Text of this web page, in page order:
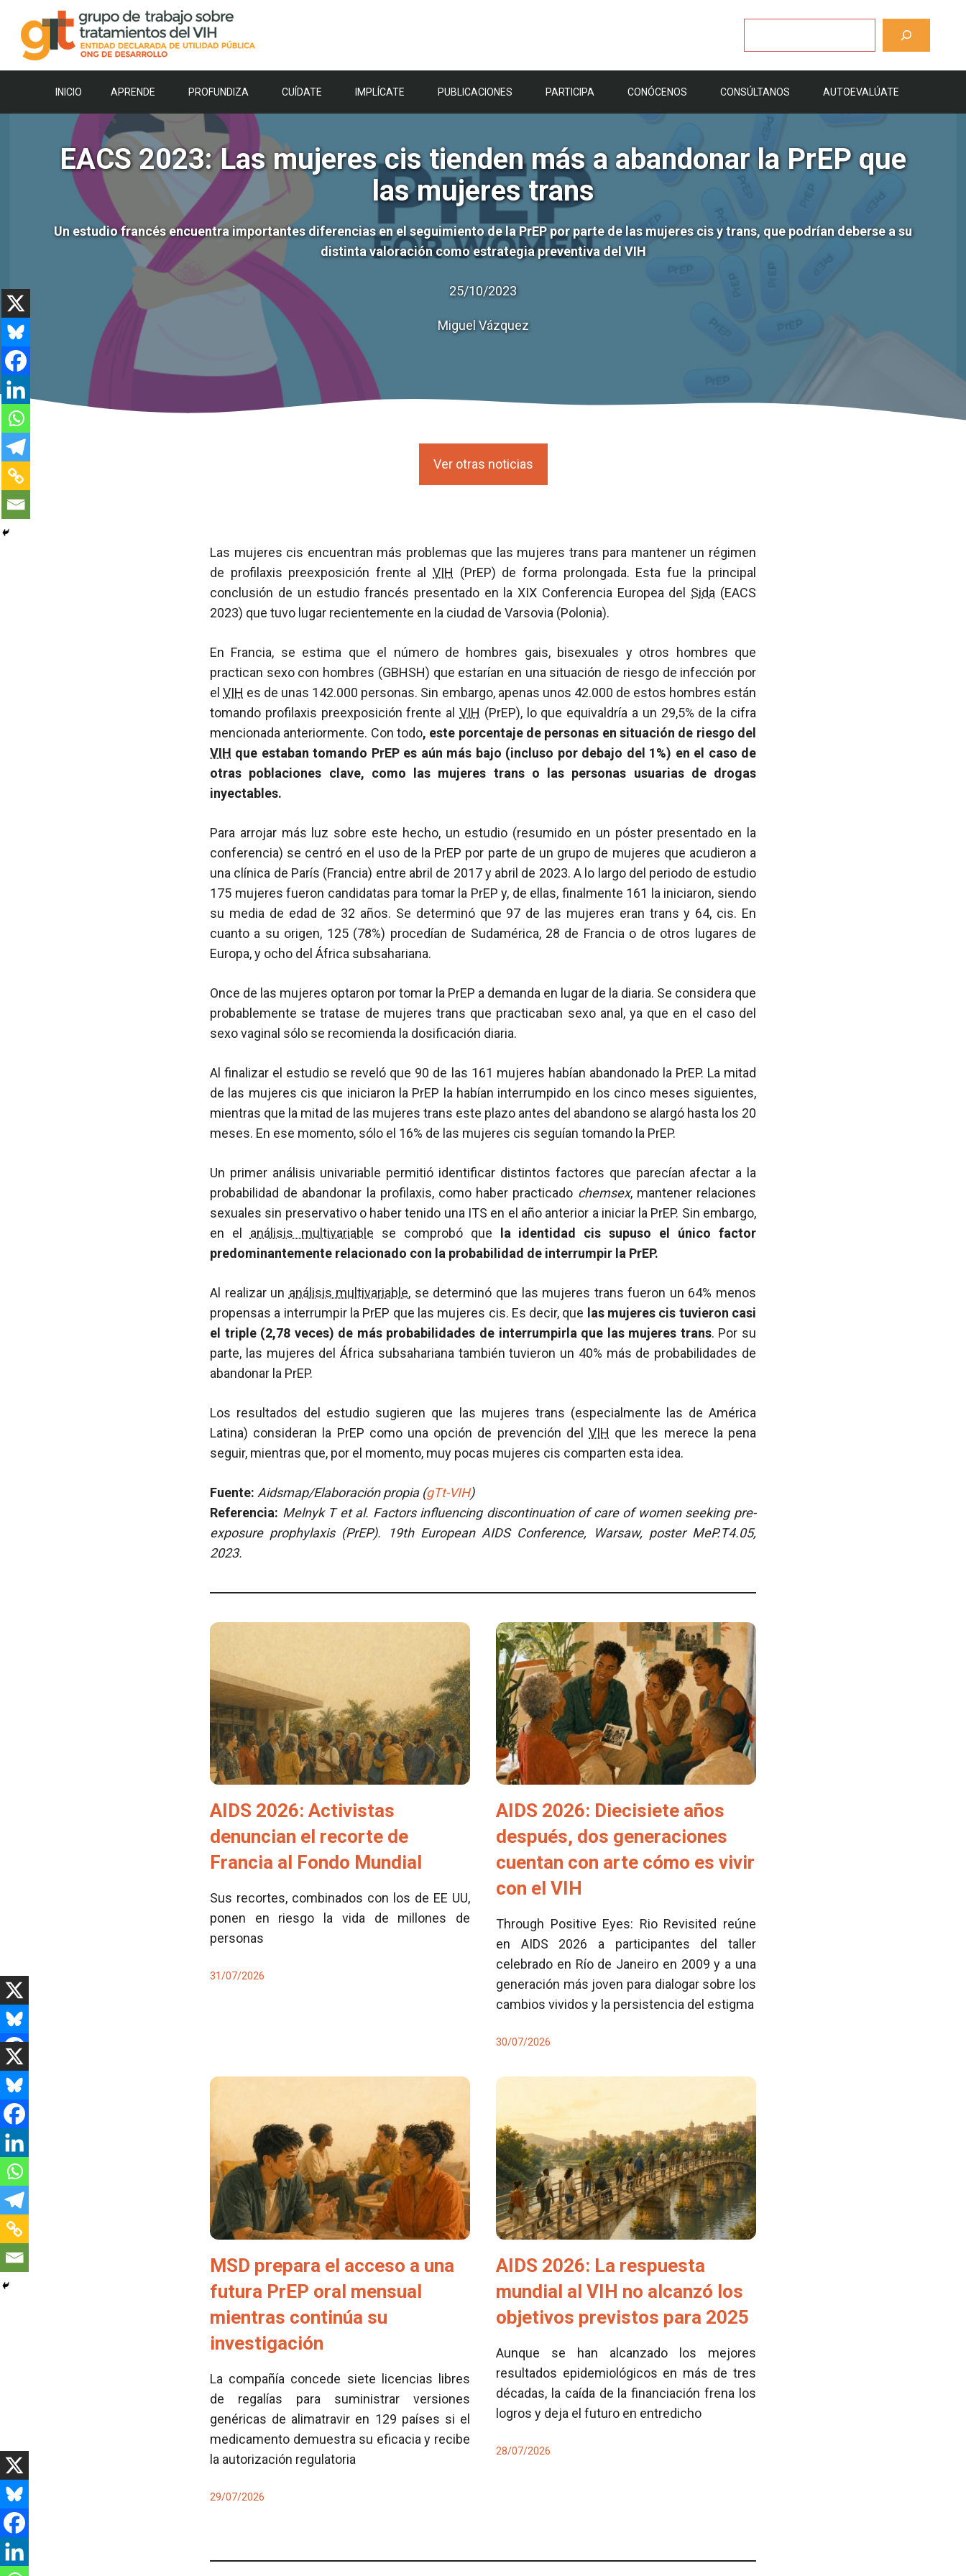
contenido
INICIO APRENDE PROFUNDIZA CUÍDATE IMPLÍCATE PUBLICACIONES PARTICIPA CONÓCENOS CONSÚLTANOS AUTOEVALÚATE
EACS 2023: Las mujeres cis tienden más a abandonar la PrEP que
las mujeres trans
Un estudio francés encuentra importantes diferencias en el seguimiento de la PrEP por parte de las mujeres cis y trans, que podrían deberse a su
distinta valoración como estrategia preventiva del VIH
25/10/2023
Miguel Vázquez
Ver otras noticias
Las mujeres cis encuentran más problemas que las mujeres trans para mantener un régimen
de profilaxis preexposición frente alVIH (PrEP) de forma prolongada. Esta fue la principal
conclusión de un estudio francés presentado en la XIX Conferencia Europea del Sida (EACS
2023) que tuvo lugar recientemente en la ciudad de Varsovia (Polonia).
En Francia, se estima que el número de hombres gais, bisexuales y otros hombres que
practican sexo con hombres (GBHSH) que estarían en una situación de riesgo de infección por
elVIH es de unas 142.000 personas. Sin embargo, apenas unos 42.000 de estos hombres están
tomando profilaxis preexposición frente al VIH (PrEP), lo que equivaldría a un 29,5% de la cifra
mencionada anteriormente. Con todo, este porcentaje de personas en situación de riesgo del
VIH que estaban tomando PrEP es aún más bajo (incluso por debajo del 1%) en el caso de
otras poblaciones clave, como las mujeres trans o las personas usuarias de drogas
inyectables.
Para arrojar más luz sobre este hecho, un estudio (resumido en un póster presentado en la
conferencia) se centró en el uso de la PrEP por parte de un grupo de mujeres que acudieron a
una clínica de París (Francia) entre abril de 2017 y abril de 2023. A lo largo del periodo de estudio
175 mujeres fueron candidatas para tomar la PrEP y, de ellas, finalmente 161 la iniciaron, siendo
su media de edad de 32 años. Se determinó que 97 de las mujeres eran trans y 64, cis. En
cuanto a su origen, 125 (78%) procedían de Sudamérica, 28 de Francia o de otros lugares de
Europa, y ocho del África subsahariana.
Once de las mujeres optaron por tomar la PrEP a demanda en lugar de la diaria. Se considera que
probablemente se tratase de mujeres trans que practicaban sexo anal, ya que en el caso del
sexo vaginal sólo se recomienda la dosificación diaria.
Al finalizar el estudio se reveló que 90 de las 161 mujeres habían abandonado la PrEP. La mitad
de las mujeres cis que iniciaron la PrEP la habían interrumpido en los cinco meses siguientes,
mientras que la mitad de las mujeres trans este plazo antes del abandono se alargó hasta los 20
meses. En ese momento, sólo el 16% de las mujeres cis seguían tomando la PrEP.
Un primer análisis univariable permitió identificar distintos factores que parecían afectar a la
probabilidad de abandonar la profilaxis, como haber practicado chemsex, mantener relaciones
sexuales sin preservativo o haber tenido una ITS en el año anterior a iniciar la PrEP. Sin embargo,
en el análisis multivariable se comprobó que
la identidad cis supuso el único factor
predominantemente relacionado con la probabilidad de interrumpir la PrEP.
Al realizar un análisis multivariable, se determinó que las mujeres trans fueron un 64% menos
propensas a interrumpir la PrEP que las mujeres cis. Es decir, que las mujeres cis tuvieron casi
el triple (2,78 veces) de más probabilidades de interrumpirla que las mujeres trans. Por su
parte, las mujeres del África subsahariana también tuvieron un 40% más de probabilidades de
abandonar la PrEP.
Los resultados del estudio sugieren que las mujeres trans (especialmente las de América
Latina) consideran la PrEP como una opción de prevención del VIH que les merece la pena
seguir, mientras que, por el momento, muy pocas mujeres cis comparten esta idea.
Fuente: Aidsmap/Elaboración propia (gTt-VIH)
Referencia: Melnyk T et al. Factors influencing discontinuation of care of women seeking pre-
exposure prophylaxis (PrEP). 19th European AIDS Conference, Warsaw, poster MeP.T4.05,
2023.
AIDS 2026: Activistas
denuncian el recorte de
Francia al Fondo Mundial
Sus recortes, combinados con los de EE UU,
ponen en riesgo la vida de millones de
personas
31/07/2026
AIDS 2026: Diecisiete años
después, dos generaciones
cuentan con arte cómo es vivir
con el VIH
Through Positive Eyes: Rio Revisited reúne
en AIDS 2026 a participantes del taller
celebrado en Río de Janeiro en 2009 y a una
generación más joven para dialogar sobre los
cambios vividos y la persistencia del estigma
30/07/2026
MSD prepara el acceso a una
futura PrEP oral mensual
mientras continúa su
investigación
La compañía concede siete licencias libres
de regalías para suministrar versiones
genéricas de alimatravir en 129 países si el
medicamento demuestra su eficacia y recibe
la autorización regulatoria
29/07/2026
AIDS 2026: La respuesta
mundial al VIH no alcanzó los
objetivos previstos para 2025
Aunque se han alcanzado los mejores
resultados epidemiológicos en más de tres
décadas, la caída de la financiación frena los
logros y deja el futuro en entredicho
28/07/2026